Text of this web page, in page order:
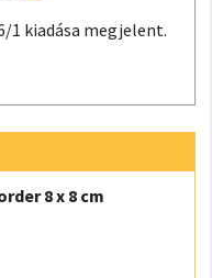
1 kiadása megjelent.
8 x 8 cm